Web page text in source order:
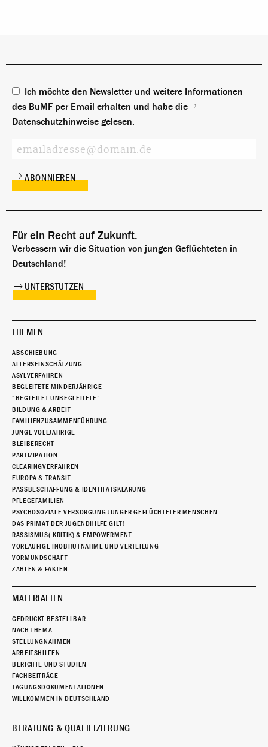
Ich möchte den Newsletter und weitere Informationen
des BuMF per Email erhalten und habe die
Datenschutzhinweise gelesen.
Für ein Recht auf Zukunft.
Verbessern wir die Situation von jungen Geflüchteten in
Deutschland!
UNTERSTÜTZEN
THEMEN
ABSCHIEBUNG
ALTERSEINSCHÄTZUNG
ASYLVERFAHREN
BEGLEITETE MINDERJÄHRIGE
“BEGLEITET UNBEGLEITETE”
BILDUNG & ARBEIT
FAMILIENZUSAMMENFÜHRUNG
JUNGE VOLLJÄHRIGE
BLEIBERECHT
PARTIZIPATION
CLEARINGVERFAHREN
EUROPA & TRANSIT
PASSBESCHAFFUNG & IDENTITÄTSKLÄRUNG
PFLEGEFAMILIEN
PSYCHOSOZIALE VERSORGUNG JUNGER GEFLÜCHTETER MENSCHEN
DAS PRIMAT DER JUGENDHILFE GILT!
RASSISMUS(-KRITIK) & EMPOWERMENT
VORLÄUFIGE INOBHUTNAHME UND VERTEILUNG
VORMUNDSCHAFT
ZAHLEN & FAKTEN
MATERIALIEN
GEDRUCKT BESTELLBAR
NACH THEMA
STELLUNGNAHMEN
ARBEITSHILFEN
BERICHTE UND STUDIEN
FACHBEITRÄGE
TAGUNGSDOKUMENTATIONEN
WILLKOMMEN IN DEUTSCHLAND
BERATUNG & QUALIFIZIERUNG